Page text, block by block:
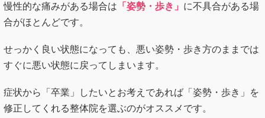
慢性的な痛みがある場合は 「姿勢・歩き」 に不具合がある場
合がほとんどです。
せっかく良い状態になっても、悪い姿勢・歩き方のままでは
すぐに悪い状態に戻ってしまいます。
症状から「卒業」したいとお考えであれば「姿勢・歩き」を
修正してくれる整体院を選ぶのがオススメです。